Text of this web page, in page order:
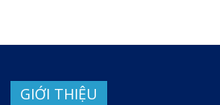
GIỚI THIỆU